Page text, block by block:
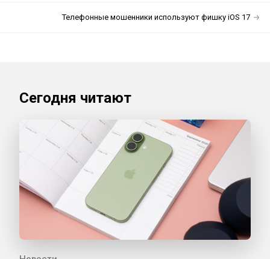
Телефонные мошенники используют фишку iOS 17
Сегодня читают